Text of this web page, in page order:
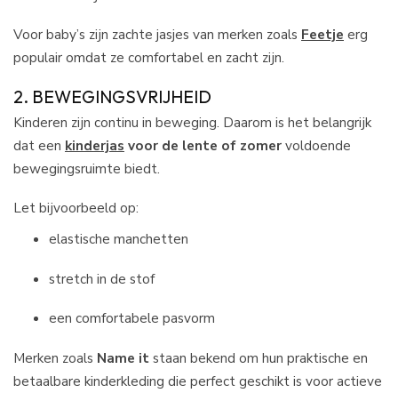
Voor baby’s zijn zachte jasjes van merken zoals Feetje erg
populair omdat ze comfortabel en zacht zijn.
2. BEWEGINGSVRIJHEID
Kinderen zijn continu in beweging. Daarom is het belangrijk
dat een kinderjas voor de lente of zomervoldoende
bewegingsruimte biedt.
Let bijvoorbeeld op:
elastische manchetten
stretch in de stof
een comfortabele pasvorm
Merken zoals Name itstaan bekend om hun praktische en
betaalbare kinderkleding die perfect geschikt is voor actieve